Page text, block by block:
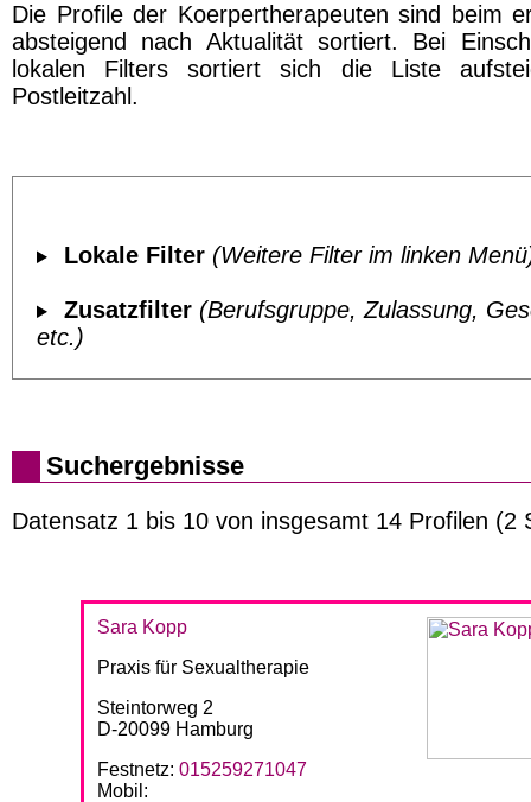
Die Profile der Koerpertherapeuten sind beim
absteigend nach Aktualität sortiert. Bei
lokalen Filters sortiert sich die Liste
Postleitzahl.
Lokale Filter (Weitere Filter im linken
Zusatzfilter (Berufsgruppe, Zulassung,
etc.)
Suchergebnisse
Datensatz 1 bis 10 von insgesamt 14 Profilen (2
Sara Kopp
Praxis für Sexualtherapie
Steintorweg 2
D-20099 Hamburg
Festnetz: 015259271047
Mobil: